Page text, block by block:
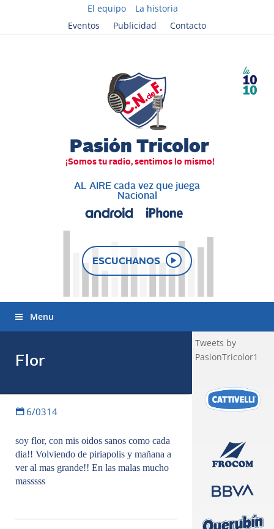
El equipo
La historia
Eventos
Publicidad Contacto
AL AIRE cada vez que juega
Nacional
ESCUCHANOS
Menu
Flor
6/0314
soy flor, con mis oidos sanos como cada
dia!! Volviendo de piriapolis y mañana a
ver al mas grande!! En las malas mucho
masssss
Tweets by
PasionTricolor1